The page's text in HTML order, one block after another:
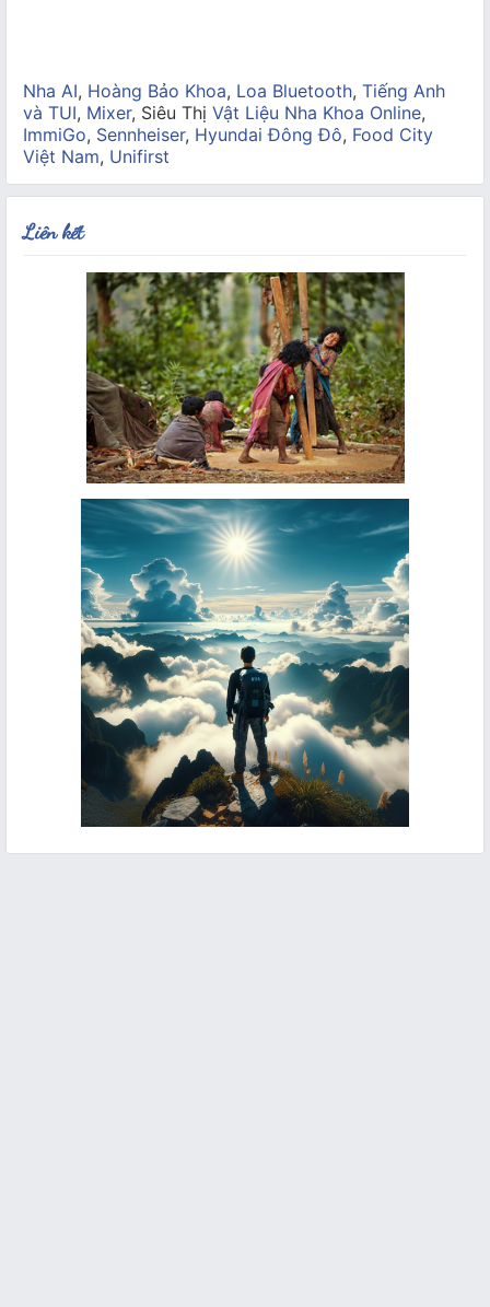
Nha AI, Hoàng Bảo Khoa, Loa Bluetooth, Tiếng Anh
và TUI, Mixer, Siêu Thị Vật Liệu Nha Khoa Online,
ImmiGo, Sennheiser, Hyundai Đông Đô, Food City
Việt Nam, Unifirst
Liên kết